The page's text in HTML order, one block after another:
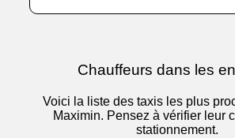
Chauffeurs dans les
Voici la liste des taxis les plus
Maximin. Pensez à vérifier leur
stationnement.